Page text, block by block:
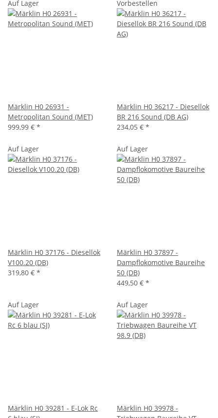
Auf Lager
Märklin H0 26931 -
Metropolitan Sound (MET)
999,99 € *
Vorbestellen
Märklin H0 36217 - Diesellok
BR 216 Sound (DB AG)
234,05 € *
Auf Lager
Märklin H0 37176 - Diesellok
V100.20 (DB)
319,80 € *
Auf Lager
Märklin H0 37897 -
Dampflokomotive Baureihe
50 (DB)
449,50 € *
Auf Lager
Märklin H0 39281 - E-Lok Rc
Auf Lager
Märklin H0 39978 -